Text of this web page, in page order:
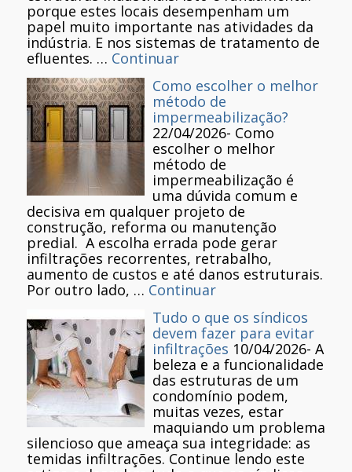
porque estes locais desempenham um
papel muito importante nas atividades da
indústria. E nos sistemas de tratamento de
efluentes. … Continuar
Como escolher o melhor
método de
impermeabilização?
22/04/2026- Como
escolher o melhor
método de
impermeabilização é
uma dúvida comum e
decisiva em qualquer projeto de
construção, reforma ou manutenção
predial. A escolha errada pode gerar
infiltrações recorrentes, retrabalho,
aumento de custos e até danos estruturais.
Por outro lado, … Continuar
Tudo o que os síndicos
devem fazer para evitar
infiltrações 10/04/2026- A
beleza e a funcionalidade
das estruturas de um
condomínio podem,
muitas vezes, estar
maquiando um problema
silencioso que ameaça sua integridade: as
temidas infiltrações. Continue lendo este